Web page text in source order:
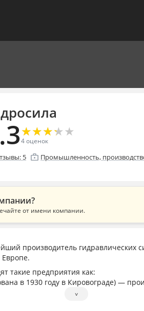
★
★★
★★
★★
★★
★
4оценок
5 enterprise Промышленность,
от имени компании.
производитель гидравлических
такие предприятия как:
в 1930 году в Кировограде) —
аксиально-поршневых машин;
˅